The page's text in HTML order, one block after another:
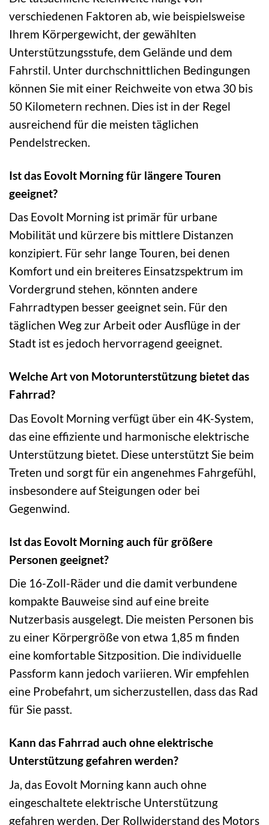
verschiedenen Faktoren ab, wie beispielsweise
Ihrem Körpergewicht, der gewählten
Unterstützungsstufe, dem Gelände und dem
Fahrstil. Unter durchschnittlichen Bedingungen
können Sie mit einer Reichweite von etwa 30 bis
50 Kilometern rechnen. Dies ist in der Regel
ausreichend für die meisten täglichen
Pendelstrecken.
Ist das Eovolt Morning für längere Touren
geeignet?
Das Eovolt Morning ist primär für urbane
Mobilität und kürzere bis mittlere Distanzen
konzipiert. Für sehr lange Touren, bei denen
Komfort und ein breiteres Einsatzspektrum im
Vordergrund stehen, könnten andere
Fahrradtypen besser geeignet sein. Für den
täglichen Weg zur Arbeit oder Ausflüge in der
Stadt ist es jedoch hervorragend geeignet.
Welche Art von Motorunterstützung bietet das
Fahrrad?
Das Eovolt Morning verfügt über ein 4K-System,
das eine effiziente und harmonische elektrische
Unterstützung bietet. Diese unterstützt Sie beim
Treten und sorgt für ein angenehmes Fahrgefühl,
insbesondere auf Steigungen oder bei
Gegenwind.
Ist das Eovolt Morning auch für größere
Personen geeignet?
Die 16-Zoll-Räder und die damit verbundene
kompakte Bauweise sind auf eine breite
Nutzerbasis ausgelegt. Die meisten Personen bis
zu einer Körpergröße von etwa 1,85 m finden
eine komfortable Sitzposition. Die individuelle
Passform kann jedoch variieren. Wir empfehlen
eine Probefahrt, um sicherzustellen, dass das Rad
für Sie passt.
Kann das Fahrrad auch ohne elektrische
Unterstützung gefahren werden?
Ja, das Eovolt Morning kann auch ohne
eingeschaltete elektrische Unterstützung
gefahren werden. Der Rollwiderstand des Motors